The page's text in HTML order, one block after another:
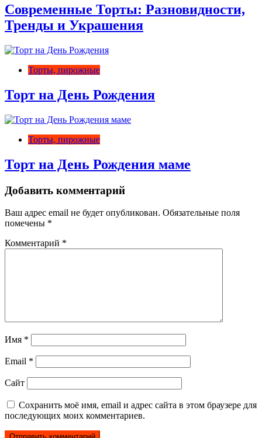
Современные Торты: Разновидности,
Тренды и Украшения
Торты, пирожные
Торт на День Рождения
Торты, пирожные
Торт на День Рождения маме
Добавить комментарий
Ваш адрес email не будет опубликован. Обязательные поля
помечены *
Комментарий *
Имя *
Email *
Сайт
Сохранить моё имя, email и адрес сайта в этом браузере для
последующих моих комментариев.